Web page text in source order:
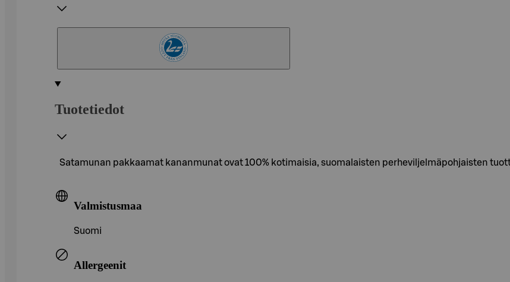
Tuotetiedot
Satamunan pakkaamat kananmunat ovat 100% kotimaisia, suomalaisten perheviljelmäpohjaisten
Valmistusmaa
Suomi
Allergeenit